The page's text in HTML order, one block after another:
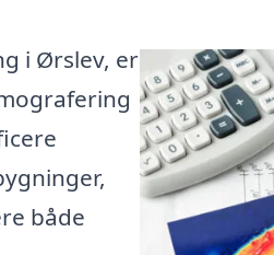
i Ørslev, er
både